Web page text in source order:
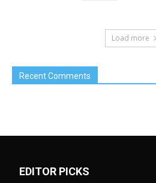
Load more
Recent Comments
EDITOR PICKS